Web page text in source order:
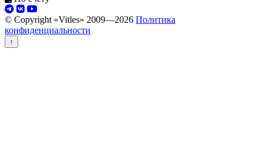
© Copyright «Vitles» 2009—2026 Политика
конфиденциальности
↑